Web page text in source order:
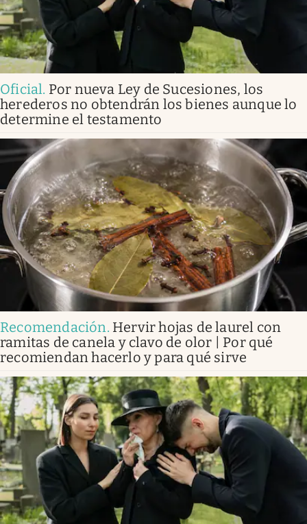
Oficial. Por nueva Ley de Sucesiones, los
herederos no obtendrán los bienes aunque lo
determine el testamento
Recomendación. Hervir hojas de laurel con
ramitas de canela y clavo de olor | Por qué
recomiendan hacerlo y para qué sirve